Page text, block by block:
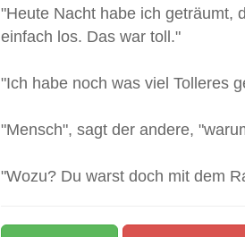
"Heute Nacht habe ich geträumt,
einfach los. Das war toll."
"Ich habe noch was viel Tolleres
"Mensch", sagt der andere,
"Wozu? Du warst doch mit dem